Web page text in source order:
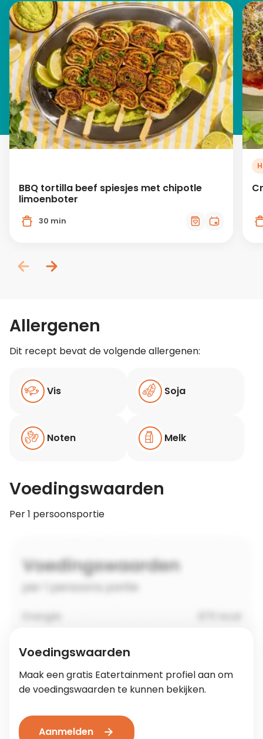
BBQ tortilla beef spiesjes met chipotle
limoenboter
30 min
Allergenen
Dit recept bevat de volgende allergenen:
Vis Soja
Noten Melk
Voedingswaarden
Per 1 persoonsportie
Voedingswaarden
Maak een gratis Eatertainment profiel aan om
de voedingswaarden te kunnen bekijken.
Aanmelden